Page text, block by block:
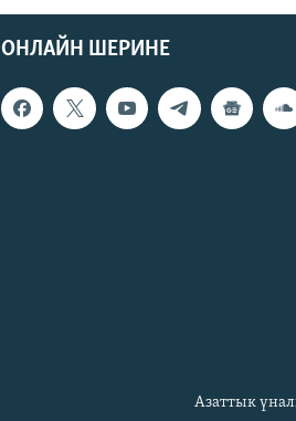
ОНЛАЙН ШЕРИНЕ
Азаттык